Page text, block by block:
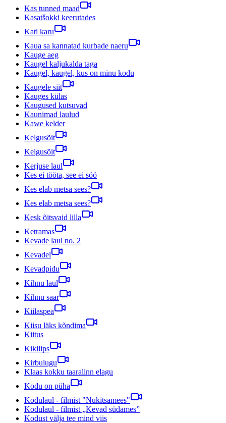
Kas tunned maad
Kasatšokki keerutades
Kati karu
Kaua sa kannatad kurbade naeru
Kauge aeg
Kaugel kaljukalda taga
Kaugel, kaugel, kus on minu kodu
Kaugele siit
Kauges külas
Kaugused kutsuvad
Kaunimad laulud
Kawe kelder
Kelgusõit
Kelgusõit
Kerjuse laul
Kes ei tööta, see ei söö
Kes elab metsa sees?
Kes elab metsa sees?
Kesk õitsvaid lilla
Ketramas
Kevade laul no. 2
Kevadel
Kevadpidu
Kihnu laul
Kihnu saar
Kiilaspea
Kiisu läks kõndima
Kiitus
Kikilips
Kirbulugu
Klaas kokku taaralinn elagu
Kodu on püha
Kodulaul - filmist "Nukitsamees"
Kodulaul - filmist „Kevad südames”
Kodust välja tee mind viis